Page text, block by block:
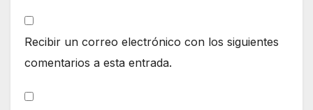
Recibir un correo electrónico con los siguientes
comentarios a esta entrada.